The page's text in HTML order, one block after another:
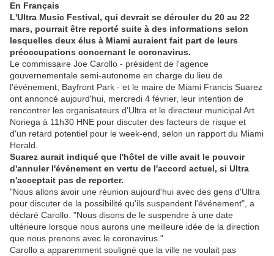
En Français
L'Ultra Music Festival, qui devrait se dérouler du 20 au 22
mars, pourrait être reporté suite à des informations selon
lesquelles deux élus à Miami auraient fait part de leurs
préoccupations concernant le coronavirus.
Le commissaire Joe Carollo - président de l'agence
gouvernementale semi-autonome en charge du lieu de
l'événement, Bayfront Park - et le maire de Miami Francis Suarez
ont annoncé aujourd'hui, mercredi 4 février, leur intention de
rencontrer les organisateurs d'Ultra et le directeur municipal Art
Noriega à 11h30 HNE pour discuter des facteurs de risque et
d'un retard potentiel pour le week-end, selon un rapport du Miami
Herald.
Suarez aurait indiqué que l'hôtel de ville avait le pouvoir
d'annuler l'événement en vertu de l'accord actuel, si Ultra
n'acceptait pas de reporter.
"Nous allons avoir une réunion aujourd'hui avec des gens d'Ultra
pour discuter de la possibilité qu'ils suspendent l'événement", a
déclaré Carollo. "Nous disons de le suspendre à une date
ultérieure lorsque nous aurons une meilleure idée de la direction
que nous prenons avec le coronavirus."
Carollo a apparemment souligné que la ville ne voulait pas